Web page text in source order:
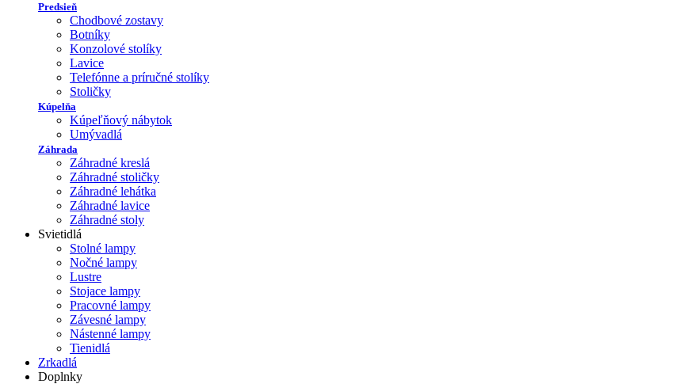
Predsieň
Chodbové zostavy
Botníky
Konzolové stolíky
Lavice
Telefónne a príručné stolíky
Stoličky
Kúpelňa
Kúpeľňový nábytok
Umývadlá
Záhrada
Záhradné kreslá
Záhradné stoličky
Záhradné lehátka
Záhradné lavice
Záhradné stoly
Svietidlá
Stolné lampy
Nočné lampy
Lustre
Stojace lampy
Pracovné lampy
Závesné lampy
Nástenné lampy
Tienidlá
Zrkadlá
Doplnky